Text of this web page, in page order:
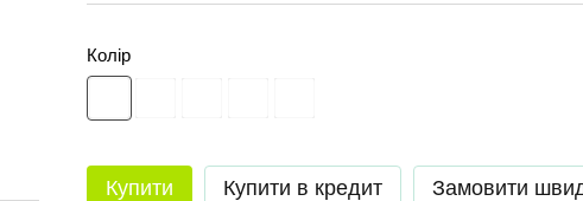
Колір
Купити Купити в кредит Замовити